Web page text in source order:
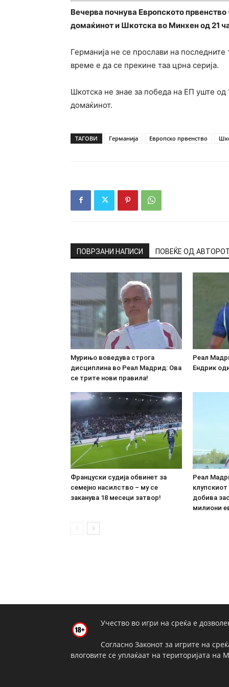
Вечерва почнува Европското
домаќинот и Шкотска во Минхен од 21
Германија не се прослави на
време е да се прекине таа црна серија.
Шкотска не знае за победа на ЕП уште
домаќинот.
ТАГОВИ Германија Европско првенство
ПОВРЗАНИ НАПИСИ ПОВЕЌЕ ОД
Мурињо воведува строга
дисциплина во Реал Мадрид: Ова
се трите нови правила!
Реал
Ендрик
Француски судија обвинет за
семејно насилство – му се
заканува 18 месеци затвор!
Реал
добива
милиони
Учество во игри на среќа е
Согласно Законот за игрите на
влоговите се уплаќаат на територијата на